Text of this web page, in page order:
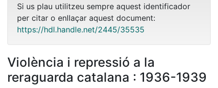
Si us plau utilitzeu sempre aquest identificador
per citar o enllaçar aquest document:
https://hdl.handle.net/2445/35535
Violència i repressió a la
reraguarda catalana : 1936-1939